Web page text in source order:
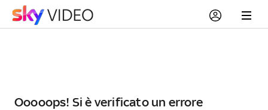
Ooooops! Si è verificato un errore